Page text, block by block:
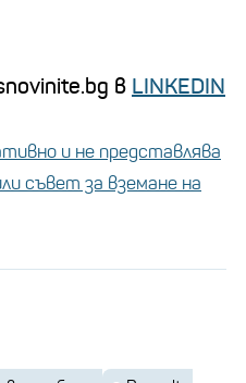
в LINKEDIN
и не представлява
съвет за вземане на